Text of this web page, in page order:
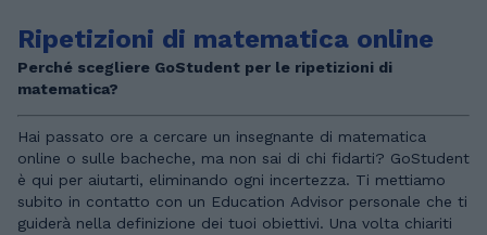
Ripetizioni di matematica online
Perché scegliere GoStudent per le ripetizioni di
matematica?
Hai passato ore a cercare un insegnante di matematica
online o sulle bacheche, ma non sai di chi fidarti? GoStudent
è qui per aiutarti, eliminando ogni incertezza. Ti mettiamo
subito in contatto con un Education Advisor personale che ti
guiderà nella definizione dei tuoi obiettivi. Una volta chiariti